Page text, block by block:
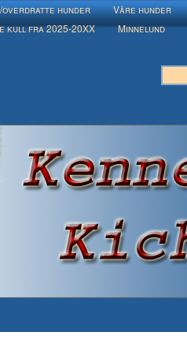
overdratte hunder Våre hunder
kull fra 2025-20XX Minnelund